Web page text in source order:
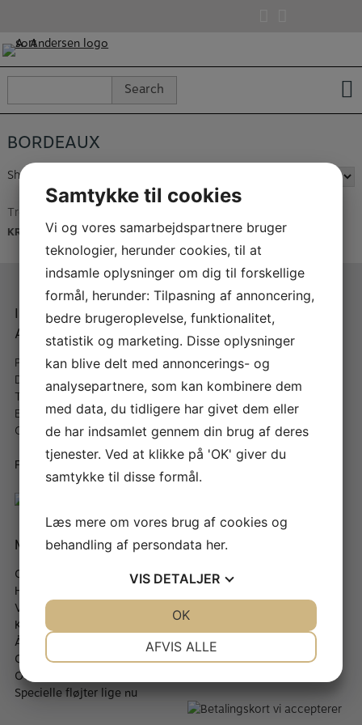
content
for:
Search
BORDEAUX
Showing the single result
Trevor James fløjte etui
KR. 140,00
Instrumentmager A.
Andersen
Peder Hvitfeldts Stræde 11, St
DK-1173 København K
Telefon:
+45 66 13 33 22
Email:info@a-andersen.dk
CVR. NR.: DK30551036
Fortryd køb
Når du handler med A.
Andersen
– Fragt fra 40,- kr & gratis
over 499 kr
– Hurtig levering (1-5
hverdage)
– Altid 30 dages
fortrydelsesret
Mere om A. Andersen
Om A. Andersen
Historie
Værksted
Kontakt
Åbningstider
Offentlig transport
Oversigt
Specielle fløjter lige nu
Værd at vide
– Bladstyrkeoversigt
–
–
Forretningsbetingelser
We accept
Samtykke til cookies
Vi og vores samarbejdspartnere bruger
teknologier, herunder cookies, til at
indsamle oplysninger om dig til forskellige
formål, herunder: Tilpasning af annoncering,
bedre brugeroplevelse, funktionalitet,
statistik og marketing. Disse oplysninger
kan blive delt med annoncerings- og
analysepartnere, som kan kombinere dem
med data, du tidligere har givet dem eller
de har indsamlet gennem din brug af deres
tjenester. Ved at klikke på 'OK' giver du
samtykke til disse formål.
Læs mere om vores brug af cookies og
behandling af persondata her.
VIS DETALJER
MARKETING
AFVIS ALLE
OK